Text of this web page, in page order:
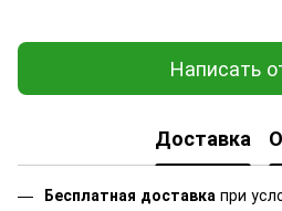
Написать
Доставка
Бесплатная доставка при